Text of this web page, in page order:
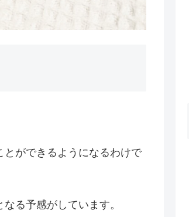
ができるようになるわけで
る予感がしています。